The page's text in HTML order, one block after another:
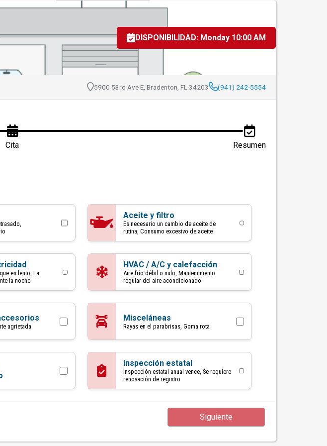
Auto Service
DISPONIBILIDAD: Monday 10:00 AM
5900 53rd Ave E, Bradenton, FL 34203 (941) 242-5554
Cita Resumen
Aceite y filtro
Es necesario un cambio de aceite de
rutina, Consumo excesivo de aceite
es lento, La
la noche
HVAC / A/C y calefacción
Aire frío débil o nulo, Mantenimiento
regular del aire acondicionado
agrietada
Misceláneas
Rayas en el parabrisas, Goma rota
Inspección estatal
Inspección estatal anual vence, Se requiere
renovación de registro
Siguiente